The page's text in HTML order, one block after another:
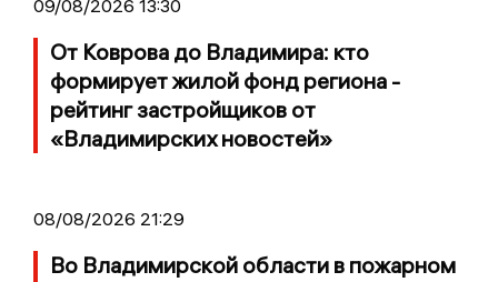
09/08/2026 13:30
От Коврова до Владимира: кто
формирует жилой фонд региона -
рейтинг застройщиков от
«Владимирских новостей»
08/08/2026 21:29
Во Владимирской области в пожарном